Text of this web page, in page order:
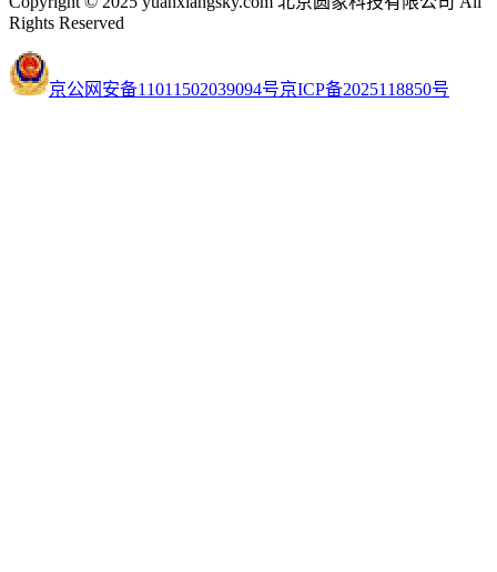
Rights Reserved
京公网安备11011502039094号京ICP备2025118850号